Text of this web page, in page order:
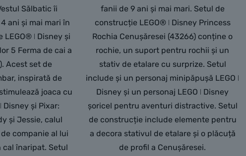
Sălbatic îi
ani și mai mari în
ǀ Disney și
5 Ferma de cai a
Acest set de
inspirată de
joaca cu
Disney și Pixar:
și Jessie, calul
companie al lui
cal înaripat. Setul
fanii de 9 ani și mai mari. Setul de
construcție LEGO® ǀ Disney Princess
Rochia Cenușăresei (43266) conține o
rochie, un suport pentru rochii și un
stativ de etalare cu surprize. Setul
include și un personaj minipăpușă LEGO ǀ
Disney și un personaj LEGO ǀ Disney
șoricel pentru aventuri distractive. Setul
de construcție include elemente pentru
a decora stativul de etalare și o plăcuță
de profil a Cenușăresei.